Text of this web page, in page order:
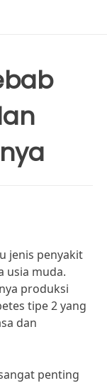
jenis penyakit
usia muda.
produksi
tipe 2 yang
dan
penting